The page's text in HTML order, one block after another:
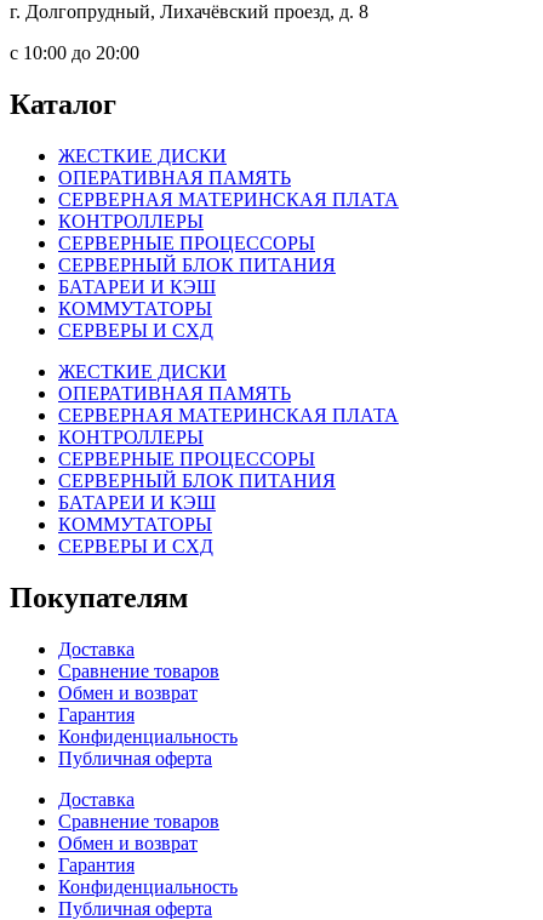
г. Долгопрудный, Лихачёвский проезд, д. 8
c 10:00 до 20:00
Каталог
ЖЕСТКИЕ ДИСКИ
ОПЕРАТИВНАЯ ПАМЯТЬ
СЕРВЕРНАЯ МАТЕРИНСКАЯ ПЛАТА
КОНТРОЛЛЕРЫ
СЕРВЕРНЫЕ ПРОЦЕССОРЫ
СЕРВЕРНЫЙ БЛОК ПИТАНИЯ
БАТАРЕИ И КЭШ
КОММУТАТОРЫ
СЕРВЕРЫ И СХД
ЖЕСТКИЕ ДИСКИ
ОПЕРАТИВНАЯ ПАМЯТЬ
СЕРВЕРНАЯ МАТЕРИНСКАЯ ПЛАТА
КОНТРОЛЛЕРЫ
СЕРВЕРНЫЕ ПРОЦЕССОРЫ
СЕРВЕРНЫЙ БЛОК ПИТАНИЯ
БАТАРЕИ И КЭШ
КОММУТАТОРЫ
СЕРВЕРЫ И СХД
Покупателям
Доставка
Сравнение товаров
Обмен и возврат
Гарантия
Конфиденциальность
Публичная оферта
Доставка
Сравнение товаров
Обмен и возврат
Гарантия
Конфиденциальность
Публичная оферта